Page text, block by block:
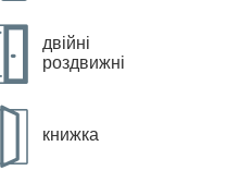
двійні
роздвижні
книжка